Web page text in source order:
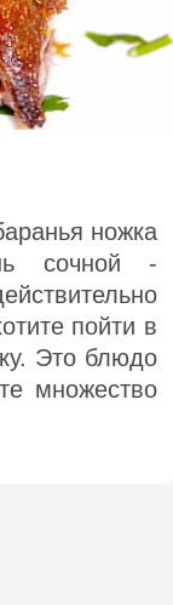
ножка
сочной -
пойти в
Это блюдо
множество